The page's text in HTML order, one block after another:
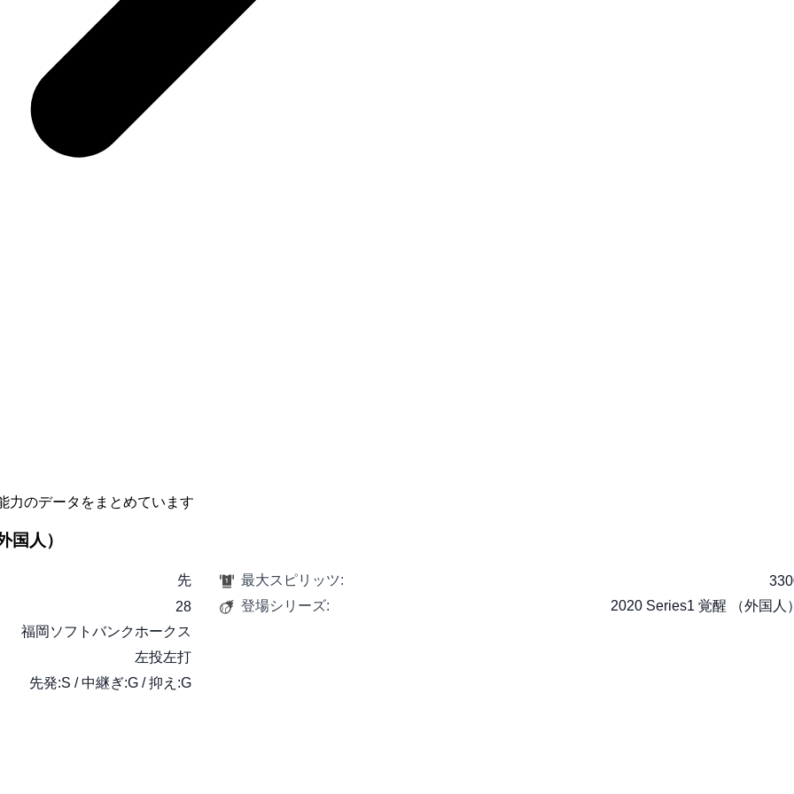
力のデータをまとめています
人）
先
28
福岡ソフトバンクホークス
左投左打
先発:S / 中継ぎ:G / 抑え:G
最大スピリッツ:
登場シリーズ:
2020 Series1 覚醒 （外国人